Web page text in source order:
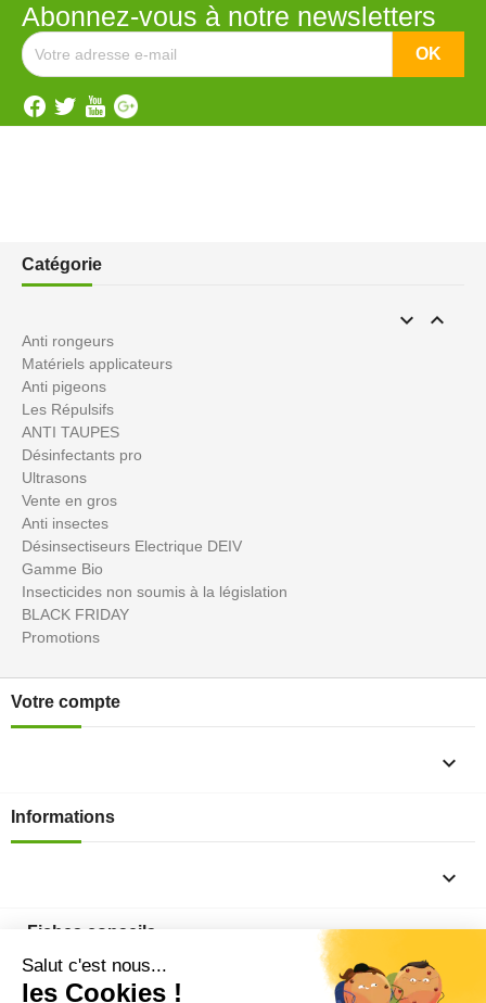
Abonnez-vous à notre newsletters
Catégorie
 
Anti rongeurs
Matériels applicateurs
Anti pigeons
Les Répulsifs
ANTI TAUPES
Désinfectants pro
Ultrasons
Vente en gros
Anti insectes
Désinsectiseurs Electrique DEIV
Gamme Bio
Insecticides non soumis à la législation
BLACK FRIDAY
Promotions
Votre compte

Informations

Fiches conseils
